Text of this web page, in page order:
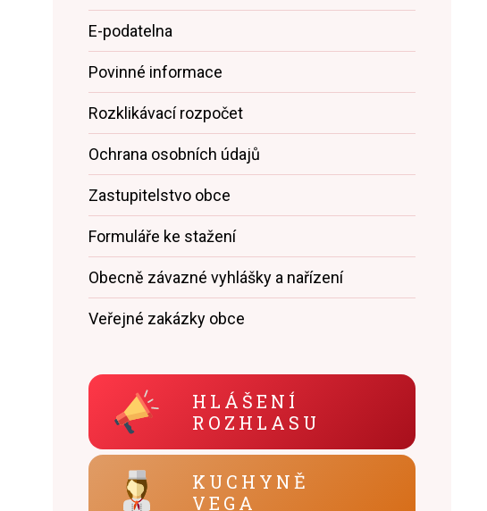
E-podatelna
Povinné informace
Rozklikávací rozpočet
Ochrana osobních údajů
Zastupitelstvo obce
Formuláře ke stažení
Obecně závazné vyhlášky a nařízení
Veřejné zakázky obce
HLÁŠENÍ
ROZHLASU
KUCHYNĚ
VEGA